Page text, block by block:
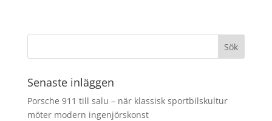
Senaste inläggen
Porsche 911 till salu – när klassisk sportbilskultur
möter modern ingenjörskonst